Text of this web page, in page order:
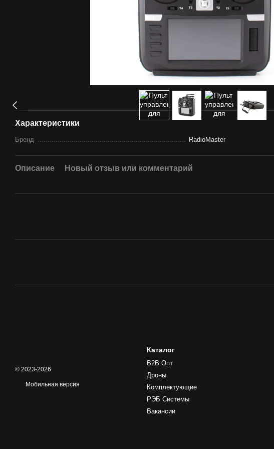
Характеристики
Бренд RadioMaster
Описание Новый отзыв или комментарий
© 2023-2026
Мобильная версия
Каталог
B2B Опт
Дроны
Комплектующие
РЭБ Системы
Вакансии